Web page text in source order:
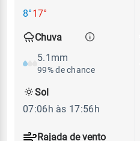
8°17°
Chuva
5.1mm
99% de chance
Rajada de vento
Sol
07:06h às 17:56h